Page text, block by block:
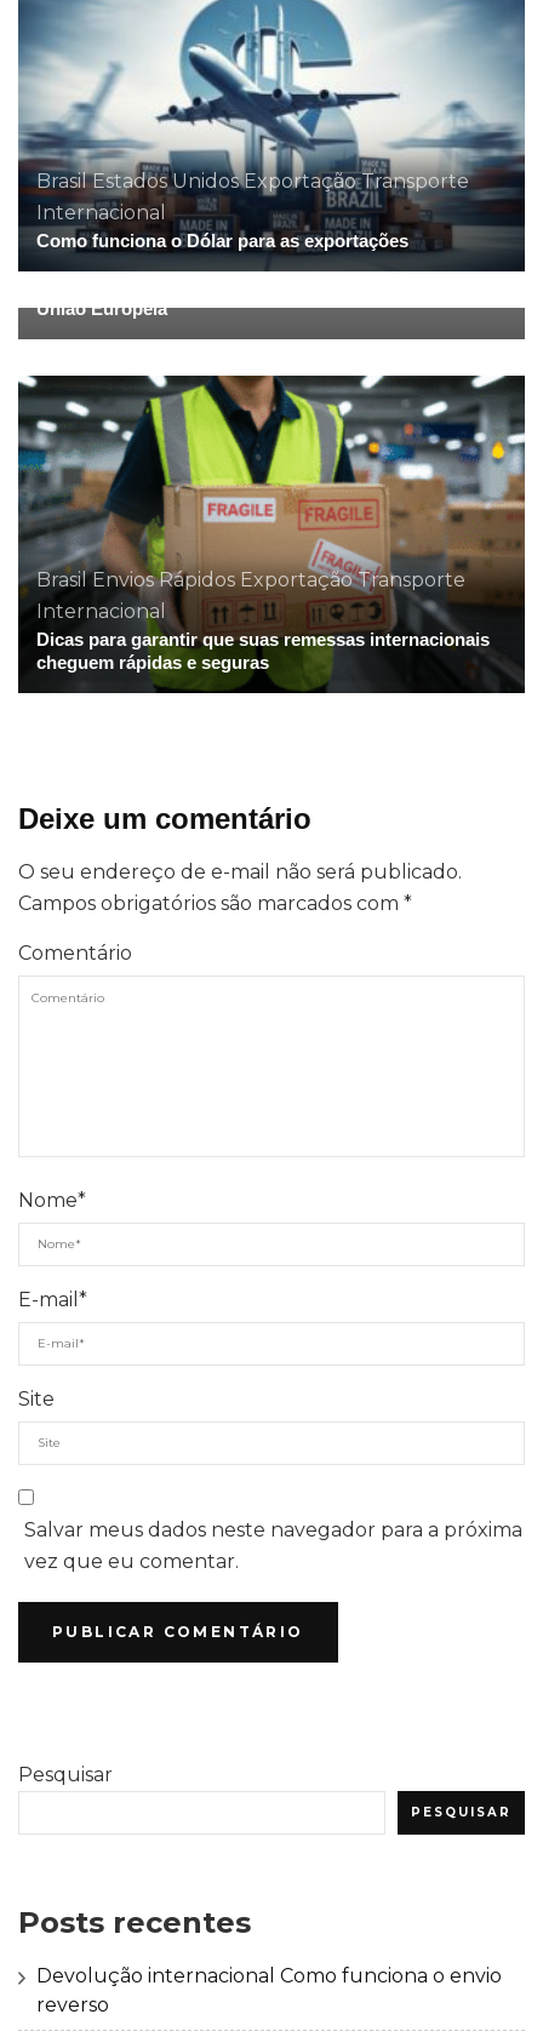
Brasil Estados Unidos Exportação Transporte
Internacional
Como funciona o Dólar para as exportações
Brasil Exportação Transporte Internacional
União Europeia
Brasil Envios Rápidos Exportação Transporte
Internacional
Dicas para garantir que suas remessas internacionais
cheguem rápidas e seguras
Deixe um comentário
O seu endereço de e-mail não será publicado.
Campos obrigatórios são marcados com *
Comentário
Nome*
E-mail *
Site
Salvar meus dados neste navegador para a próxima
vez que eu comentar.
Pesquisar
PESQUISAR
Posts recentes
Devolução internacional Como funciona o envio
reverso